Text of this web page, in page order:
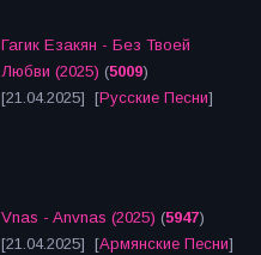
Гагик Езакян - Без Твоей
Любви (2025) (5009)
[21.04.2025] [Русские Песни]
Vnas - Anvnas (2025) (5947)
[21.04.2025] [Армянские Песни]